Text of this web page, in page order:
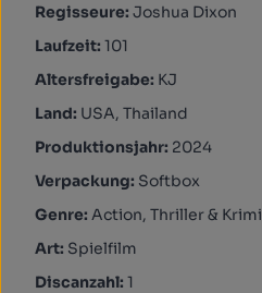
Regisseure: Joshua Dixon
Laufzeit: 101
Altersfreigabe: KJ
Land: USA, Thailand
Produktionsjahr: 2024
Verpackung: Softbox
Genre: Action, Thriller & Krimi
Art: Spielfilm
Discanzahl: 1